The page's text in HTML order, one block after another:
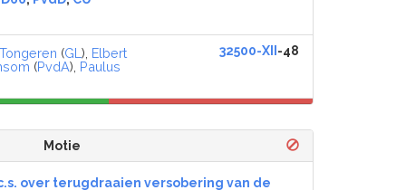
(GL ), Elbert
(PvdA), Paulus
32500-XII -48
Motie
over terugdraaien versobering van de